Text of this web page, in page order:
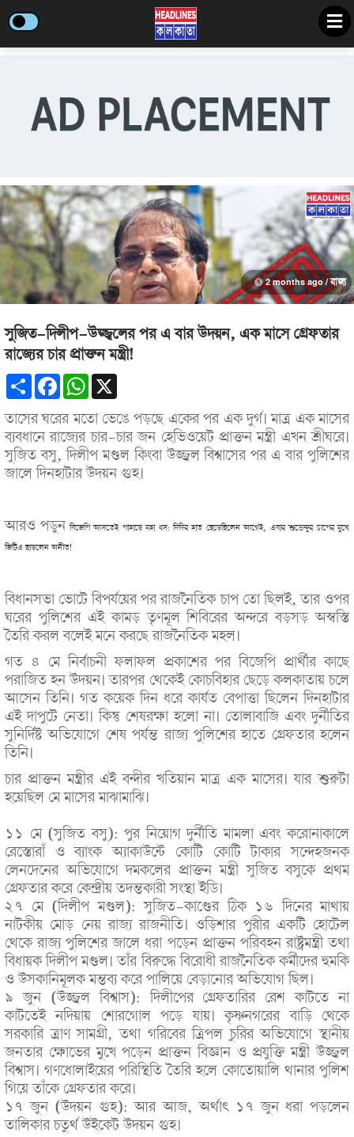
2 months ago /রাজ্য
সুজিত-দিলীপ-উজ্জ্বলের পর এ বার উদয়ন, এক মাসে গ্রেফতার
রাজ্যের চার প্রাক্তন মন্ত্রী!
Share FacebookWhatsApp
তাসের ঘরের মতো ভেঙে পড়ছে একের পর এক দুর্গ। মাত্র এক মাসের
ব্যবধানে রাজ্যের চার-চার জন হেভিওয়েট প্রাক্তন মন্ত্রী এখন শ্রীঘরে।
সুজিত বসু, দিলীপ মণ্ডল কিংবা উজ্জ্বল বিশ্বাসের পর এ বার পুলিশের
জালে দিনহাটার উদয়ন গুহ।
আরও পড়ুন বিজেপি আসতেই পাহাড়ে মহা ধস: দিদির হাত ছেড়েছিলেন আগেই, এবার শুভেন্দুর চাপের মুখে
জিটিএ ছাড়লেন অনীত!
বিধানসভা ভোটে বিপর্যয়ের পর রাজনৈতিক চাপ তো ছিলই, তার ওপর
ঘরের পুলিশের এই কামড় তৃণমূল শিবিরের অন্দরে বড়সড় অস্বস্তি
তৈরি করল বলেই মনে করছে রাজনৈতিক মহল।
গত ৪ মে নির্বাচনী ফলাফল প্রকাশের পর বিজেপি প্রার্থীর কাছে
পরাজিত হন উদয়ন। তারপর থেকেই কোচবিহার ছেড়ে কলকাতায় চলে
আসেন তিনি। গত কয়েক দিন ধরে কার্যত বেপাত্তা ছিলেন দিনহাটার
এই দাপুটে নেতা। কিন্তু শেষরক্ষা হলো না। তোলাবাজি এবং দুর্নীতির
সুনির্দিষ্ট অভিযোগে শেষ পর্যন্ত রাজ্য পুলিশের হাতে গ্রেফতার হলেন
তিনি।
চার প্রাক্তন মন্ত্রীর এই বন্দীর খতিয়ান মাত্র এক মাসের। যার শুরুটা
হয়েছিল মে মাসের মাঝামাঝি।
১১ মে (সুজিত বসু): পুর নিয়োগ দুর্নীতি মামলা এবং করোনাকালে
রেস্তোরাঁ ও ব্যাংক অ্যাকাউন্টে কোটি কোটি টাকার সন্দেহজনক
লেনদেনের অভিযোগে দমকলের প্রাক্তন মন্ত্রী সুজিত বসুকে প্রথম
গ্রেফতার করে কেন্দ্রীয় তদন্তকারী সংস্থা ইডি।
২৭ মে (দিলীপ মণ্ডল): সুজিত-কাণ্ডের ঠিক ১৬ দিনের মাথায়
নাটকীয় মোড় নেয় রাজ্য রাজনীতি। ওড়িশার পুরীর একটি হোটেল
থেকে রাজ্য পুলিশের জালে ধরা পড়েন প্রাক্তন পরিবহন রাষ্ট্রমন্ত্রী তথা
বিধায়ক দিলীপ মণ্ডল। তাঁর বিরুদ্ধে বিরোধী রাজনৈতিক কর্মীদের হুমকি
ও উসকানিমূলক মন্তব্য করে পালিয়ে বেড়ানোর অভিযোগ ছিল।
৯ জুন (উজ্জ্বল বিশ্বাস): দিলীপের গ্রেফতারির রেশ কাটতে না
কাটতেই নদিয়ায় শোরগোল পড়ে যায়। কৃষ্ণনগরের বাড়ি থেকে
সরকারি ত্রাণ সামগ্রী, তথা গরিবের ত্রিপল চুরির অভিযোগে স্থানীয়
জনতার ক্ষোভের মুখে পড়েন প্রাক্তন বিজ্ঞান ও প্রযুক্তি মন্ত্রী উজ্জ্বল
বিশ্বাস। গণধোলাইয়ের পরিস্থিতি তৈরি হলে কোতোয়ালি থানার পুলিশ
গিয়ে তাঁকে গ্রেফতার করে।
১৭ জুন (উদয়ন গুহ): আর আজ, অর্থাৎ ১৭ জুন ধরা পড়লেন
তালিকার চতুর্থ উইকেট উদয়ন গুহ।